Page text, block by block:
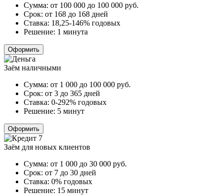
Сумма: от 100 000 до 100 000 руб.
Срок: от 168 до 168 дней
Ставка: 18,25-146% годовых
Решение: 1 минута
Оформить
Заём наличными
Сумма: от 1 000 до 100 000 руб.
Срок: от 3 до 365 дней
Ставка: 0-292% годовых
Решение: 5 минут
Оформить
Заём для новых клиентов
Сумма: от 1 000 до 30 000 руб.
Срок: от 7 до 30 дней
Ставка: 0% годовых
Решение: 15 минут